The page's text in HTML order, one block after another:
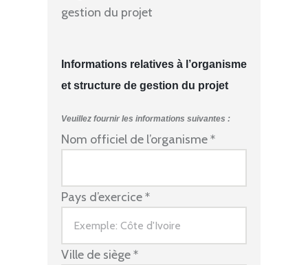
gestion du projet
Informations relatives à l’organisme
et structure de gestion du projet
Veuillez fournir les informations suivantes :
Nom officiel de l’organisme*
Pays d’exercice*
Ville de siège*